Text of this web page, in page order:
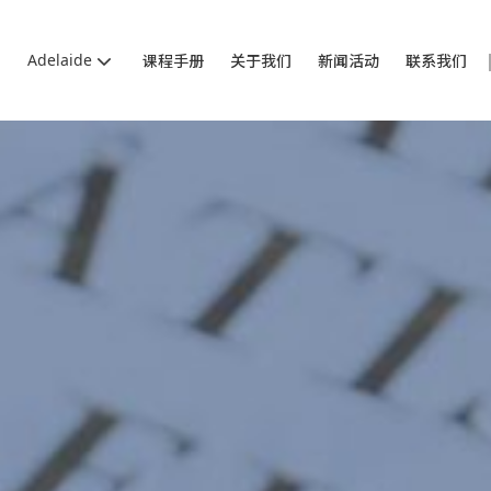
Adelaide 课程手册 关于我们 新闻活动 联系我们